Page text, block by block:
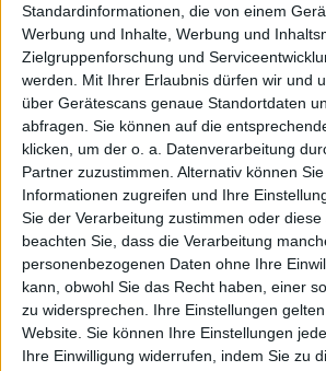
Standardinformationen, die von einem
Werbung und Inhalte, Werbung und
Zielgruppenforschung und
werden.
Mit Ihrer Erlaubnis dürfen wir und
über Gerätescans genaue Standortdaten
abfragen. Sie können auf die
klicken, um der o. a. Datenverarbeitung
Partner zuzustimmen. Alternativ können
Informationen zugreifen und Ihre
Sie der Verarbeitung zustimmen oder diese
beachten Sie, dass die Verarbeitung
personenbezogenen Daten ohne Ihre
kann, obwohl Sie das Recht haben, einer
zu widersprechen. Ihre Einstellungen
Website. Sie können Ihre Einstellungen
Ihre Einwilligung widerrufen, indem Sie zu
wurde. Die WTA Tour hatte zum
einheitliche und konsistente
Damentennis bereitzustellen, mit
Ranglistensystem, einem
und einer gerechten Verteilung
WTA Tour Turniere
Die WTA Tour besteht aus vier
Turnieren: Grand Slam, Premier
Premier 5 und International. Die
die vier prestigeträchtigsten
Tennis, organisiert von der ITF: die
die French Open, Wimbledon und
Premier Mandatory sind vier Elite-